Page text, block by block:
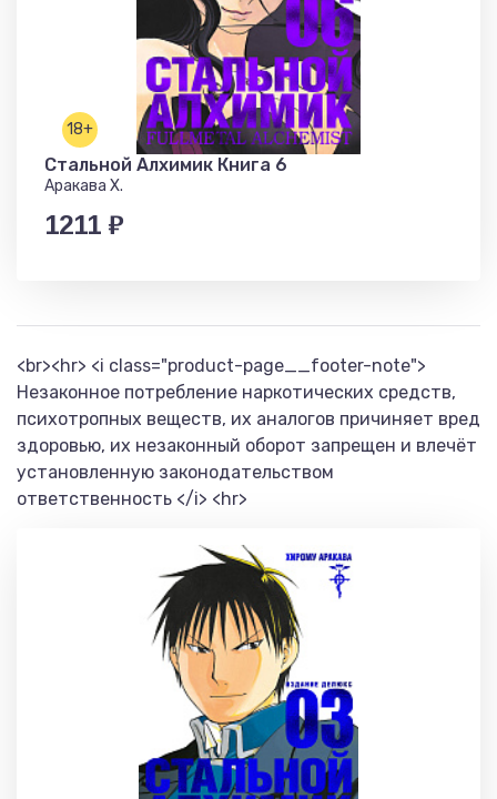
18+
Стальной Алхимик Книга 6
Аракава Х.
1211 ₽
<br><hr> <i class="product-page__footer-note">
Незаконное потребление наркотических средств,
психотропных веществ, их аналогов причиняет вред
здоровью, их незаконный оборот запрещен и влечёт
установленную законодательством
ответственность </i> <hr>